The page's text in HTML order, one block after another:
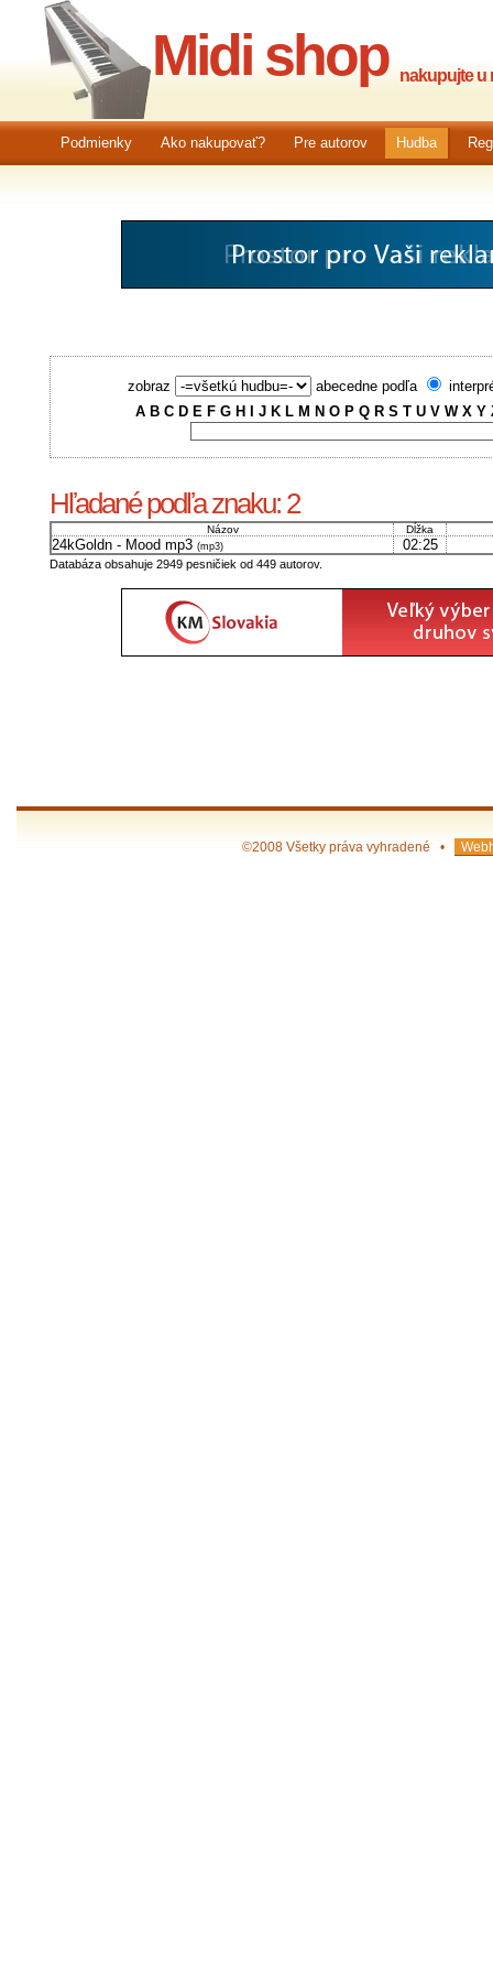
Midi shop nakupujte u
Podmienky Ako nakupovať? Pre autorov Hudba
zobraz abecedne podľa
A B C D E F G H J K L M N O P Q R S T U V W X Y
Hľadané podľa znaku: 2
Názov Dĺžka
24kGoldn - Mood mp3 (mp3) 02:25
Databáza obsahuje 2949 pesničiek od 449 autorov.
©2008 Všetky práva vyhradené •